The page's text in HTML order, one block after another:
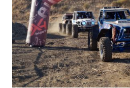
EN
EL
TROFEO
IBERIAN
KING
4×4
TORROX
2021